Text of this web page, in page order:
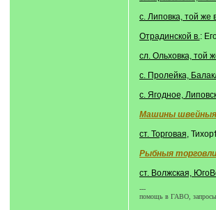
с. Липовка, той же
Отрадинской в.:
сл. Ольховка, той
с. Пролейка,
с. Ягодное,
Машины швейныя
ст. Торговая,
Рыбныя торговли
ст. Волжская,
---
помощь в ГАВО, запросы